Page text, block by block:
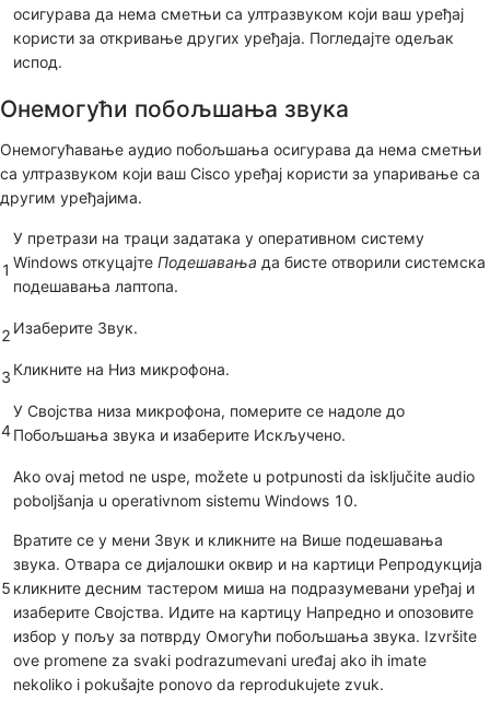
осигурава да нема сметњи са ултразвуком који ваш уређај
користи за откривање других уређаја. Погледајте одељак
испод.
Онемогући побољшања звука
Онемогућавање аудио побољшања осигурава да нема сметњи
са ултразвуком који ваш Cisco уређај користи за упаривање са
другим уређајима.
1
У претрази на траци задатака у оперативном систему
Windows откуцајте Подешавања да бисте отворили системска
подешавања лаптопа.
2 Изаберите Звук.
3 Кликните на Низ микрофона.
4
У Својства низа микрофона, померите се надоле до
Побољшања звука и изаберите Искључено.
5
Ako ovaj metod ne uspe, možete u potpunosti da isključite audio
poboljšanja u operativnom sistemu Windows 10.
Вратите се у мени Звук и кликните на Више подешавања
звука. Отвара се дијалошки оквир и на картици Репродукција
кликните десним тастером миша на подразумевани уређај и
изаберите Својства. Идите на картицу Напредно и опозовите
избор у пољу за потврду Омогући побољшања звука. Izvršite
ove promene za svaki podrazumevani uređaj ako ih imate
nekoliko i pokušajte ponovo da reprodukujete zvuk.